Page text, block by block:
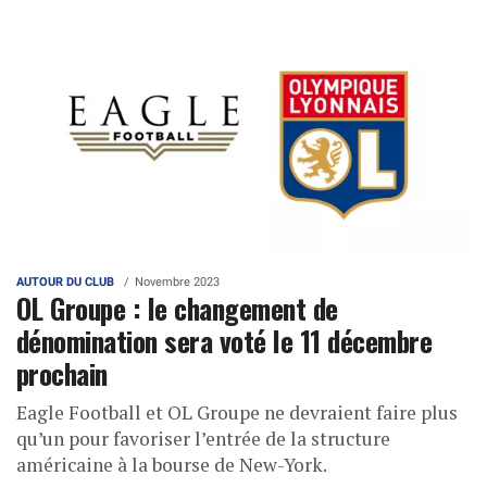
AUTOUR DU CLUB Novembre 2023
OL Groupe : le changement de
dénomination sera voté le 11 décembre
prochain
Eagle Football et OL Groupe ne devraient faire plus
qu’un pour favoriser l’entrée de la structure
américaine à la bourse de New-York.